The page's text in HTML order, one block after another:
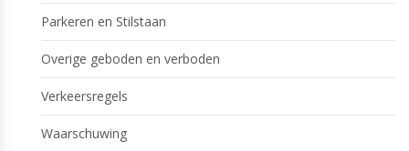
Parkeren en Stilstaan
Overige geboden en verboden
Verkeersregels
Waarschuwing